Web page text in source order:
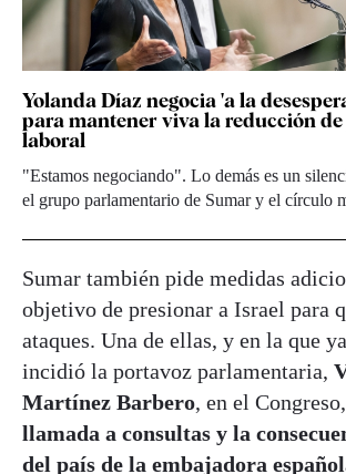
Yolanda Díaz negocia 'a la
para mantener viva la reducción
laboral
"Estamos negociando". Lo demás es un
el grupo parlamentario de Sumar y el círculo
Sumar también pide medidas
objetivo de presionar a Israel para
ataques. Una de ellas, y en la que
incidió la portavoz parlamentaria,
Martínez Barbero, en el
llamada a consultas y la
del país de la embajadora